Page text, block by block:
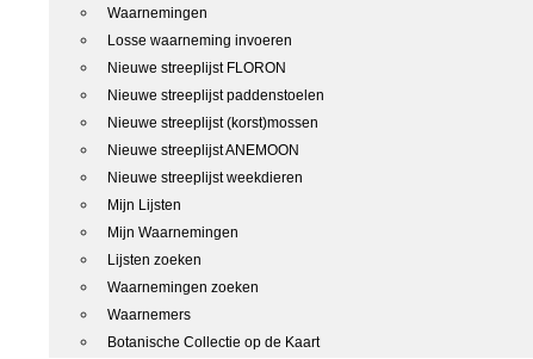
Waarnemingen
Losse waarneming invoeren
Nieuwe streeplijst FLORON
Nieuwe streeplijst paddenstoelen
Nieuwe streeplijst (korst)mossen
Nieuwe streeplijst ANEMOON
Nieuwe streeplijst weekdieren
Mijn Lijsten
Mijn Waarnemingen
Lijsten zoeken
Waarnemingen zoeken
Waarnemers
Botanische Collectie op de Kaart